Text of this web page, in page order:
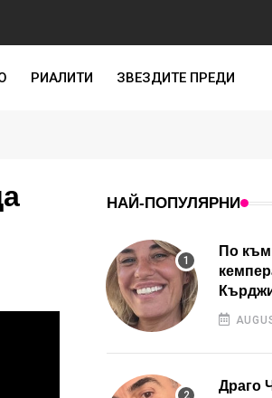
РИАЛИТИ ЗВЕЗДИТЕ ПРЕДИ
НАЙ-ПОПУЛЯРНИ
По
Драго